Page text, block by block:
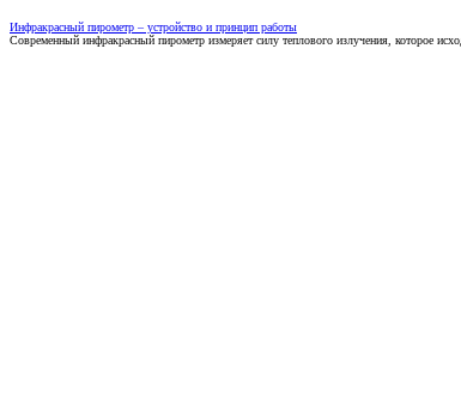
Инфракрасный пирометр – устройство и принцип работы
Современный инфракрасный пирометр измеряет силу теплового излучения, которое